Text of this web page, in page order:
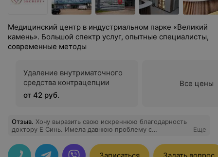
Медицинский центр в индустриальном парке «Великий
камень». Большой спектр услуг, опытные специалисты,
современные методы
Удаление внутриматочного
средства контрацепции
от 42 руб.
Все цены
Отзыв. Хочу выразить свою искреннюю благодарность
доктору Е Синь. Имела давнюю проблему с
методы ее лечения, но не достигла желаемого
результата. И также был острый ахиллобурсит. После
Еще